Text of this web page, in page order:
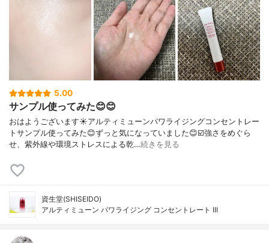
5.00
サンプル使ってみた😊😊
おはようございます☀アルティミューンパワライジングコンセントレー
トサンプル使ってみた😊ずっと気になっていました😊☑️強さをめぐら
せ、紫外線や環境ストレスによる乾…続きを見る
資生堂(SHISEIDO)
アルティミューン パワライジング コンセントレート III